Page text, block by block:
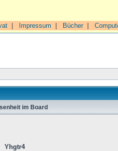
Impressum Bücher|
im Board
Yhgtr4